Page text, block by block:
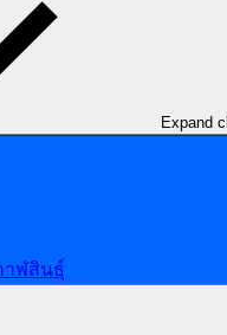
Expand
าฬสินธุ์